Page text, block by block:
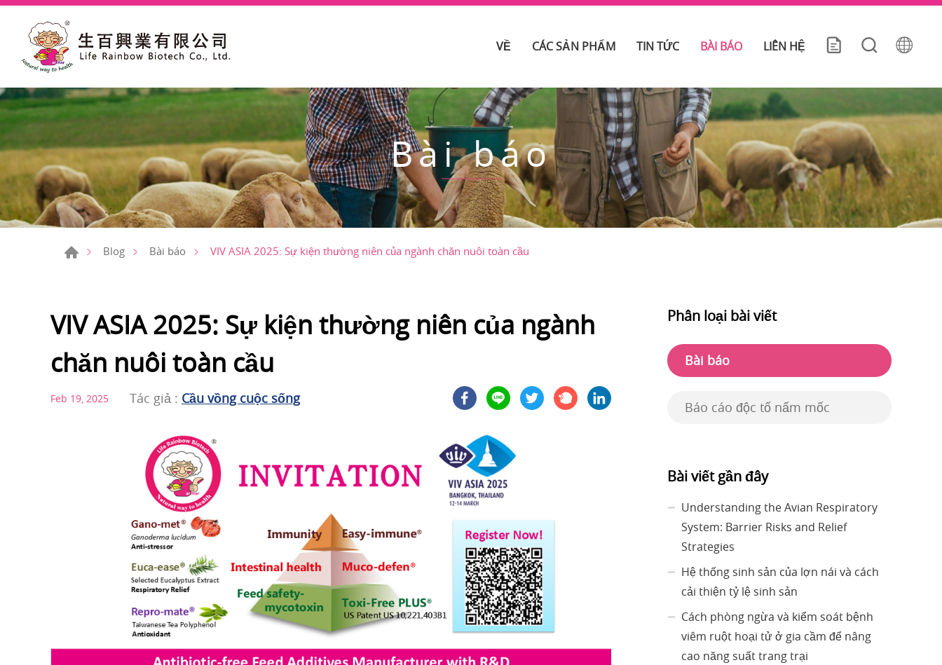
VỀ CÁC SẢN PHẨM TIN TỨC BÀI BÁO LIÊN HỆ
Bài báo
Blog Bài báo VIV ASIA 2025: Sự kiện thường niên của ngành chăn nuôi toàn cầu
VIV ASIA 2025: Sự kiện thường niên của ngành
chăn nuôi toàn cầu
Feb 19, 2025 Tác giả : Cầu vồng cuộc sống
Phân loại bài viết
Bài báo
Báo cáo độc tố nấm mốc
Bài viết gần đây
Understanding the Avian Respiratory
System: Barrier Risks and Relief
Strategies
Hệ thống sinh sản của lợn nái và cách
cải thiện tỷ lệ sinh sản
Cách phòng ngừa và kiểm soát bệnh
viêm ruột hoại tử ở gia cầm để nâng
cao năng suất trang trại